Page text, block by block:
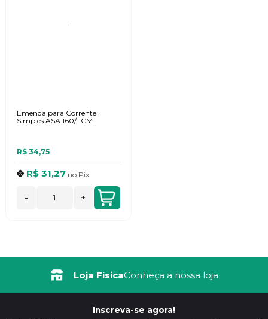
Emenda para Corrente
Simples ASA 160/1 CM
R$ 34,75
R$ 31,27 no Pix
- +
Loja FísicaConheça a nossa loja
Inscreva-se agora!